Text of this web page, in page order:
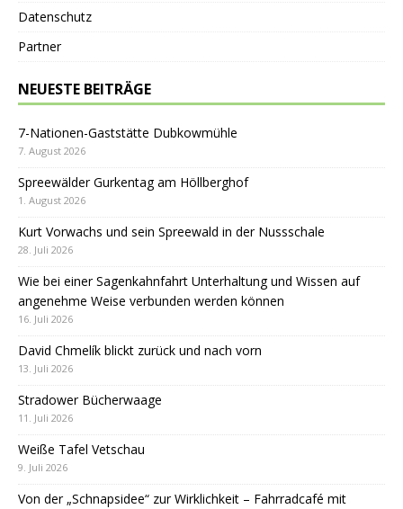
Datenschutz
Partner
NEUESTE BEITRÄGE
7-Nationen-Gaststätte Dubkowmühle
7. August 2026
Spreewälder Gurkentag am Höllberghof
1. August 2026
Kurt Vorwachs und sein Spreewald in der Nussschale
28. Juli 2026
Wie bei einer Sagenkahnfahrt Unterhaltung und Wissen auf
angenehme Weise verbunden werden können
16. Juli 2026
David Chmelík blickt zurück und nach vorn
13. Juli 2026
Stradower Bücherwaage
11. Juli 2026
Weiße Tafel Vetschau
9. Juli 2026
Von der „Schnapsidee“ zur Wirklichkeit – Fahrradcafé mit